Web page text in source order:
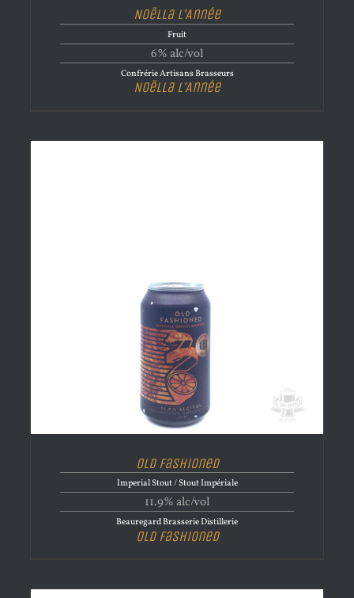
Noëlla l’Année
Fruit
6% alc/vol
Confrérie Artisans Brasseurs
Noëlla l’Année
Old Fashioned
Imperial Stout / Stout Impériale
11.9% alc/vol
Beauregard Brasserie Distillerie
Old Fashioned